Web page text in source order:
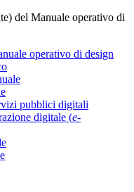
del Manuale operativo di
operativo di design
pubblici digitali
digitale (e-